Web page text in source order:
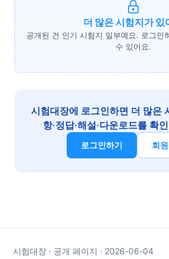
더 많은 시험지가 있
공개된 건 인기 시험지 일부예요. 로그인
수 있어요.
시험대장에 로그인하면 더 많은
항·정답·해설·다운로드를 확
로그인하기 회
시험대장 · 공개 페이지 · 2026-06-04